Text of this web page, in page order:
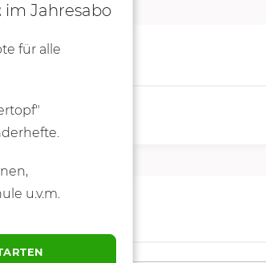
im Jahresabo
für alle
u.v.m.